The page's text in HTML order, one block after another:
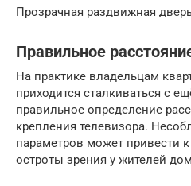
Прозрачная раздвижная
Правильное
На практике владельцам
приходится сталкиваться с
правильное определение
крепления телевизора.
параметров может привести
остроты зрения у жителей